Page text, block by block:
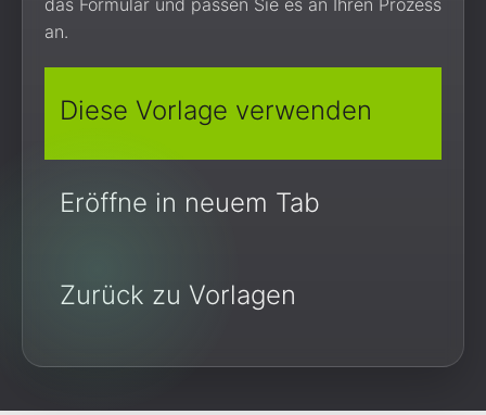
das Formular und passen Sie es an Ihren Prozess
an.
Diese Vorlage verwenden
Eröffne in neuem Tab
Zurück zu Vorlagen